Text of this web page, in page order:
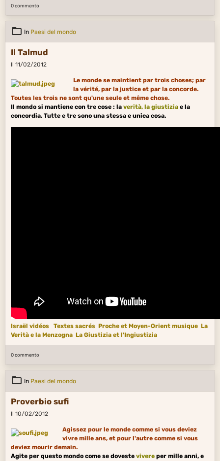
0 commento
In Paesi del mondo
Il Talmud
Il 11/02/2012
Le monde se maintient par trois choses; par
la vérité, par la justice et par la concorde.
Toutes les trois ne sont qu'une seule et même chose.
Il mondo si mantiene con tre cose : la verità, la giustiziae la
concordia. Tutte e tre sono una stessa e unica cosa.
Israël vidéos Textes sacrés Proche et Moyen-Orient musique La
Verità e la Menzogna La Giustizia et l'Ingiustizia
0 commento
In Paesi del mondo
Proverbio sufi
Il 10/02/2012
Agissez pour le monde comme si vous deviez
vivre mille ans, et pour l'autre comme si vous
deviez mourir demain.
Agite per questo mondo come se doveste vivere per mille anni, e